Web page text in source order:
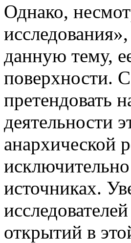
Однако,
данную тему,
поверхности.
претендовать
деятельности
анархической
источниках.
открытий в